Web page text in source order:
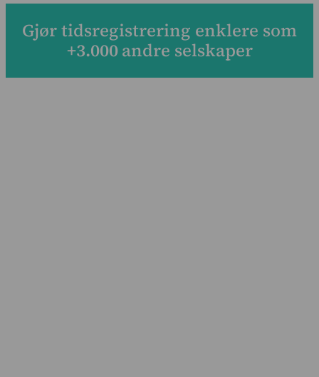
Om oss
Kontakt oss
Gjør tidsregistrering enklere som
+3.000andre selskaper